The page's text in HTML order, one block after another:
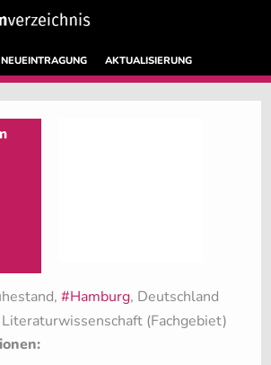
NEUEINTRAGUNG AKTUALISIERUNG
#Hamburg, Deutschland
(Fachgebiet)